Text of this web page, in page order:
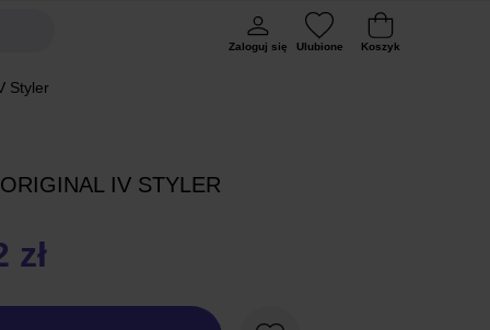
Zaloguj się Ulubione Koszyk
Styler
IV STYLER
zł